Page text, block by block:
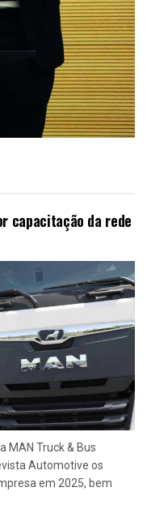
capacitação da rede
MAN Truck & Bus
Automotive os
em 2025, bem